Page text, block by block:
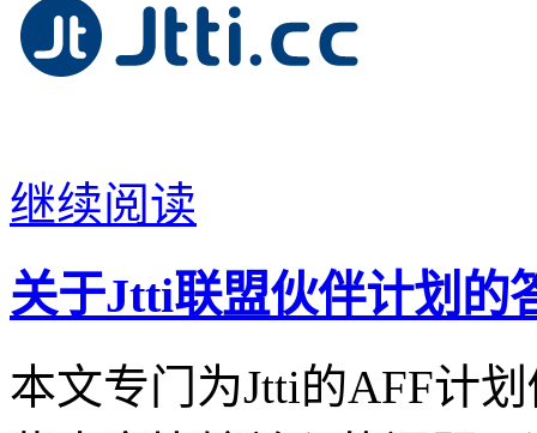
继续阅读
关于Jtti联盟伙伴计划的
本文专门为Jtti的AFF计